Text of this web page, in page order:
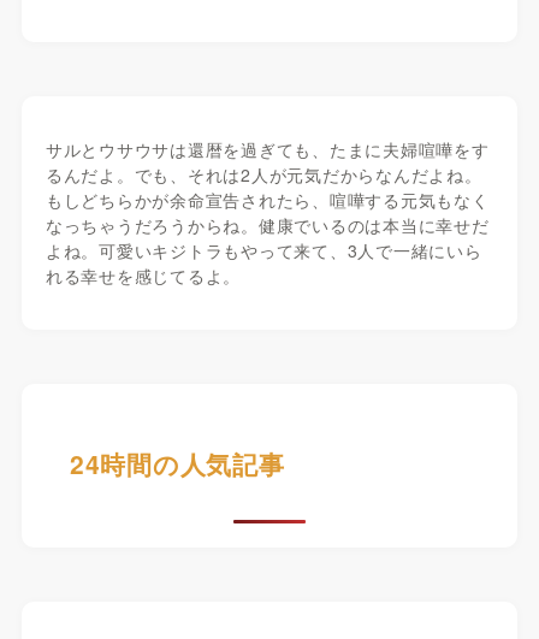
サルとウサウサは還暦を過ぎても、たまに夫婦喧嘩をす
るんだよ。でも、それは2人が元気だからなんだよね。
もしどちらかが余命宣告されたら、喧嘩する元気もなく
なっちゃうだろうからね。健康でいるのは本当に幸せだ
よね。可愛いキジトラもやって来て、3人で一緒にいら
れる幸せを感じてるよ。
24時間の人気記事